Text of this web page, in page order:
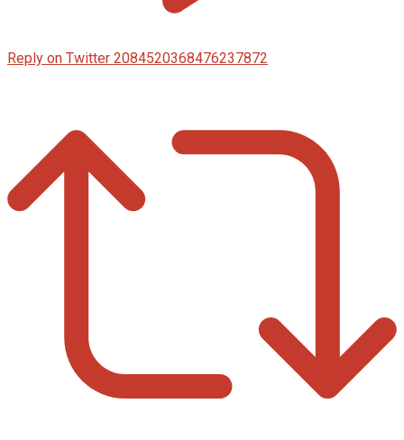
Reply on Twitter 2084520368476237872